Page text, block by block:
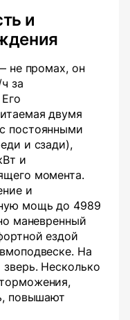
и
не промах, он
за
двумя
постоянными
и сзади),
и
момента.
и
мощь до 4989
маневренный
ездой
На
Несколько
повышают